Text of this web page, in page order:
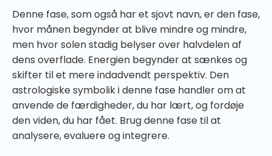
Denne fase, som også har et sjovt navn, er den fase,
hvor månen begynder at blive mindre og mindre,
men hvor solen stadig belyser over halvdelen af
dens overflade. Energien begynder at sænkes og
skifter til et mere indadvendt perspektiv. Den
astrologiske symbolik i denne fase handler om at
anvende de færdigheder, du har lært, og fordøje
den viden, du har fået. Brug denne fase til at
analysere, evaluere og integrere.